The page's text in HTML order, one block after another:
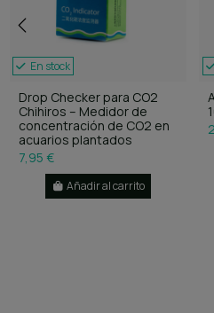
En stock
Drop Checker para CO2
Chihiros – Medidor de
concentración de CO2 en
acuarios plantados
7,95 €
Añadir al carrito